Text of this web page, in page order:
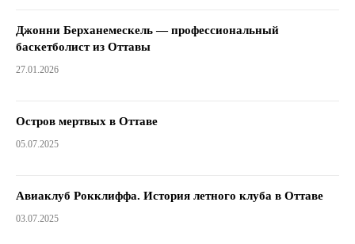
Джонни Берханемескель — профессиональный
баскетболист из Оттавы
27.01.2026
Остров мертвых в Оттаве
05.07.2025
Авиаклуб Рокклиффа. История летного клуба в Оттаве
03.07.2025